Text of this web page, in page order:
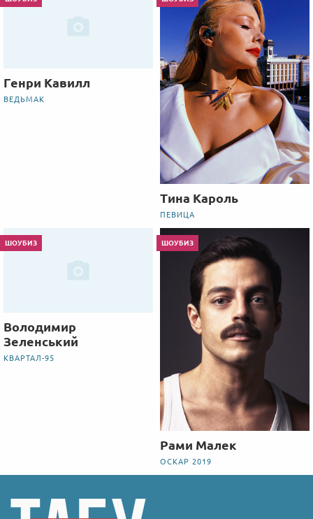
Генри Кавилл
ВЕДЬМАК
Тина Кароль
ПЕВИЦА
ШОУБИЗ
Володимир
Зеленський
КВАРТАЛ-95
ШОУБИЗ
Рами Малек
ОСКАР 2019